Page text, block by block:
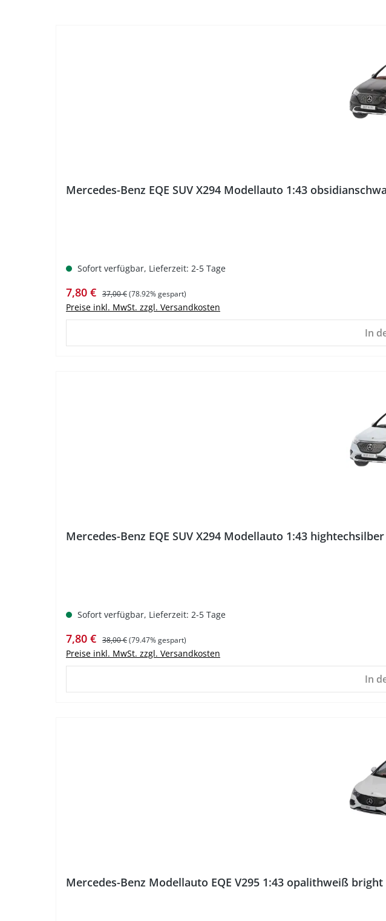
Mercedes-Benz EQE SUV X294 Modellauto 1:43
Sofort verfügbar, Lieferzeit: 2-5 Tage
Verkaufspreis:
7,80 € Regulärer Preis:
37,00 €(78.92% gespart)
Preise inkl. MwSt. zzgl. Versandkosten
In
Mercedes-Benz EQE SUV X294 Modellauto 1:43
Sofort verfügbar, Lieferzeit: 2-5 Tage
Verkaufspreis:
7,80 € Regulärer Preis:
38,00 €(79.47% gespart)
Preise inkl. MwSt. zzgl. Versandkosten
In
Mercedes-Benz Modellauto EQE V295 1:43 opalithweiß bright